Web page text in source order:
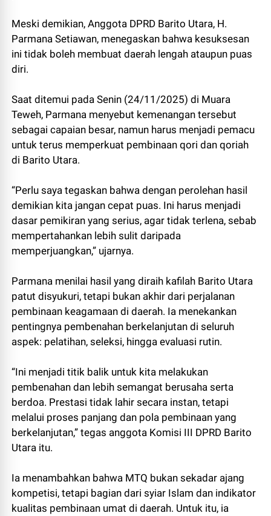
Meski demikian, Anggota DPRD Barito Utara, H.
Parmana Setiawan, menegaskan bahwa kesuksesan
ini tidak boleh membuat daerah lengah ataupun puas
diri.
Saat ditemui pada Senin (24/11/2025) di Muara
Teweh, Parmana menyebut kemenangan tersebut
sebagai capaian besar, namun harus menjadi pemacu
untuk terus memperkuat pembinaan qori dan qoriah
di Barito Utara.
“Perlu saya tegaskan bahwa dengan perolehan hasil
demikian kita jangan cepat puas. Ini harus menjadi
dasar pemikiran yang serius, agar tidak terlena, sebab
mempertahankan lebih sulit daripada
memperjuangkan,” ujarnya.
Parmana menilai hasil yang diraih kafilah Barito Utara
patut disyukuri, tetapi bukan akhir dari perjalanan
pembinaan keagamaan di daerah. Ia menekankan
pentingnya pembenahan berkelanjutan di seluruh
aspek: pelatihan, seleksi, hingga evaluasi rutin.
“Ini menjadi titik balik untuk kita melakukan
pembenahan dan lebih semangat berusaha serta
berdoa. Prestasi tidak lahir secara instan, tetapi
melalui proses panjang dan pola pembinaan yang
berkelanjutan,” tegas anggota Komisi III DPRD Barito
Utara itu.
Ia menambahkan bahwa MTQ bukan sekadar ajang
kompetisi, tetapi bagian dari syiar Islam dan indikator
kualitas pembinaan umat di daerah. Untuk itu, ia